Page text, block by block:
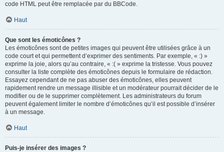
code HTML peut être remplacée par du BBCode.
Haut
Que sont les émoticônes ?
Les émoticônes sont de petites images qui peuvent être utilisées grâce à un
code court et qui permettent d’exprimer des sentiments. Par exemple, « :) »
exprime la joie, alors qu’au contraire, « :( » exprime la tristesse. Vous pouvez
consulter la liste complète des émoticônes depuis le formulaire de rédaction.
Essayez cependant de ne pas abuser des émoticônes, elles peuvent
rapidement rendre un message illisible et un modérateur pourrait décider de le
modifier ou de le supprimer complètement. Les administrateurs du forum
peuvent également limiter le nombre d’émoticônes qu’il est possible d’insérer
à un message.
Haut
Puis-je insérer des images ?